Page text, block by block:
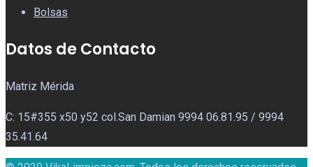
Bolsas
Datos de Contacto
Matriz Mérida
C: 15#355 x50 y52 col.San Damian 9994 06.81.95 / 9994
35.41.64